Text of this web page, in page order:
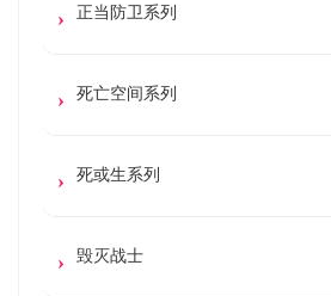
正当防卫系列
死亡空间系列
死或生系列
毁灭战士